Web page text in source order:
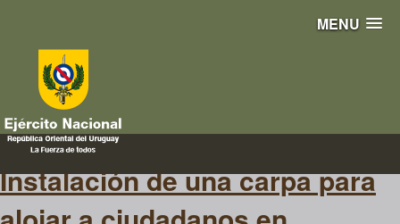
MENU
alimentos
Instalación de una carpa para